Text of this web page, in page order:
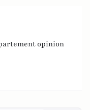
opinion